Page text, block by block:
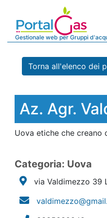
Gestionale web per Gruppi
Torna all'elenco dei
Az. Agr.
Uova etiche che creano
Categoria: Uova
via Valdimezzo 39